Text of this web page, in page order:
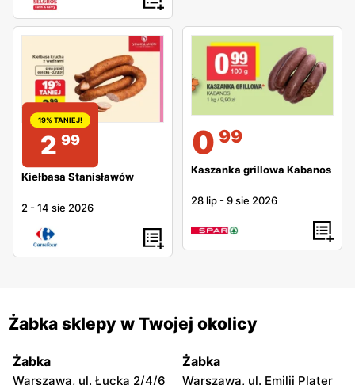
19% TANIEJ!
2 99
Kiełbasa Stanisławów
2 -14 sie 2026
0 99
Kaszanka grillowa Kabanos
28 lip -9 sie 2026
Żabka sklepy w Twojej okolicy
Żabka
Warszawa, ul. Łucka 2/4/6
Żabka
Warszawa, ul. Emilii Plater